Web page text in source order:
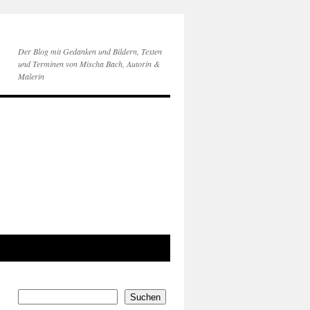
Der Blog mit Gedanken und Bildern, Texten
und Terminen von Mischa Bach, Autorin &
Malerin
Suchen